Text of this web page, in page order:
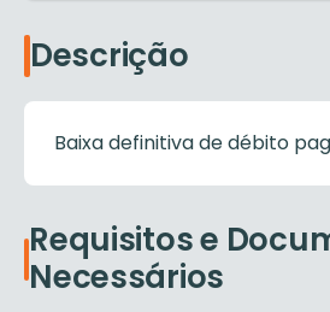
Descrição
Baixa definitiva de débito
Requisitos e
Necessários